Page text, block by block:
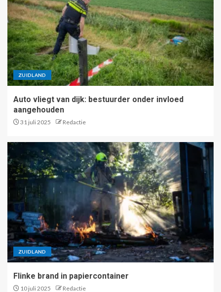
ZUIDLAND
Auto vliegt van dijk: bestuurder onder invloed
aangehouden
31 juli 2025 Redactie
ZUIDLAND
Flinke brand in papiercontainer
10 juli 2025 Redactie